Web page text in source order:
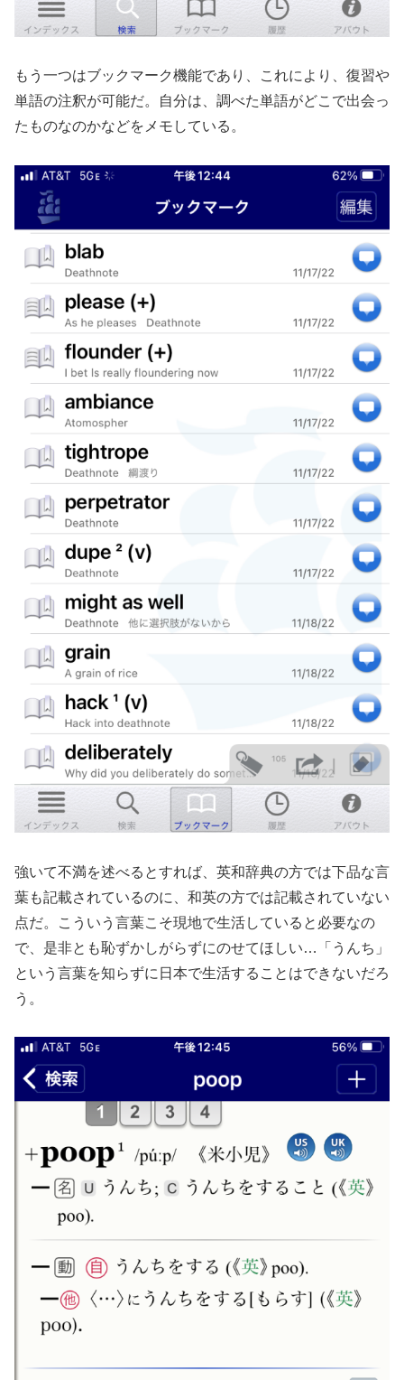
もう一つはブックマーク機能であり、これにより、復習や
単語の注釈が可能だ。自分は、調べた単語がどこで出会っ
たものなのかなどをメモしている。
強いて不満を述べるとすれば、英和辞典の方では下品な言
葉も記載されているのに、和英の方では記載されていない
点だ。こういう言葉こそ現地で生活していると必要なの
で、是非とも恥ずかしがらずにのせてほしい…「うんち」
という言葉を知らずに日本で生活することはできないだろ
う。